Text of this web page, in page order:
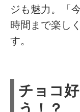
ジも魅力。「
時間まで楽し
す。
チョコ